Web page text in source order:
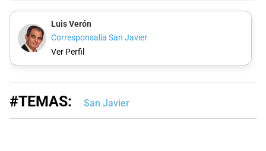
Luis Verón
Corresponsalía San Javier
Ver Perfil
#TEMAS: San Javier